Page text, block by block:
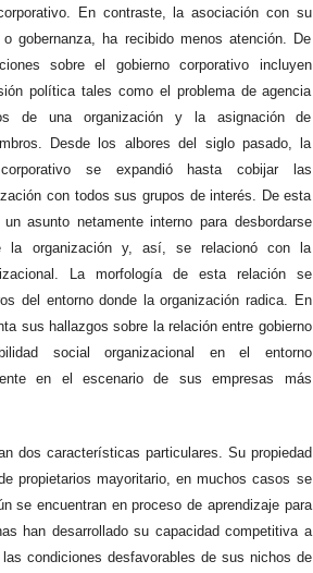
En contraste, la asociación con su
gobernanza, ha recibido menos atención. De
sobre el gobierno corporativo incluyen
política tales como el problema de agencia
de una organización y la asignación de
Desde los albores del siglo pasado, la
se expandió hasta cobijar las
con todos sus grupos de interés. De esta
asunto netamente interno para desbordarse
la organización y, así, se relacionó con la
La morfología de esta relación se
del entorno donde la organización radica. En
sus hallazgos sobre la relación entre gobierno
social organizacional en el entorno
en el escenario de sus empresas más
dos características particulares. Su propiedad
propietarios mayoritario, en muchos casos se
se encuentran en proceso de aprendizaje para
han desarrollado su capacidad competitiva a
condiciones desfavorables de sus nichos de